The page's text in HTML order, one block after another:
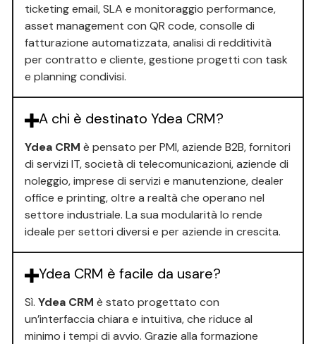
ticketing email, SLA e monitoraggio performance,
asset management con QR code, consolle di
fatturazione automatizzata, analisi di redditività
per contratto e cliente, gestione progetti con task
e planning condivisi.
A chi è destinato Ydea CRM?
Ydea CRM è pensato per PMI, aziende B2B, fornitori
di servizi IT, società di telecomunicazioni, aziende di
noleggio, imprese di servizi e manutenzione, dealer
office e printing, oltre a realtà che operano nel
settore industriale. La sua modularità lo rende
ideale per settori diversi e per aziende in crescita.
Ydea CRM è facile da usare?
Sì.Ydea CRM è stato progettato con
un’interfaccia chiara e intuitiva, che riduce al
minimo i tempi di avvio. Grazie alla formazione